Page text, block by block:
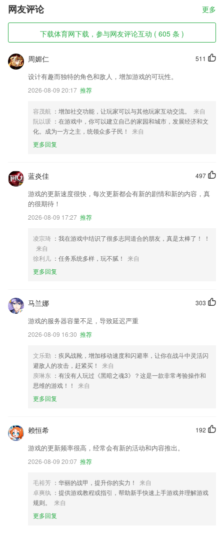
网友评论 更多
下载体育网下载，参与网友评论互动 ( 605 条 )
511
周媚仁
设计有趣而独特的角色和敌人，增加游戏的可玩性。
2026-08-09 20:17 推荐
容茂航 ：增加社交功能，让玩家可以与其他玩家互动交流。
来自
阮以瑗 ：在游戏中，你可以建立自己的家园和城市，发展经济和文
化。成为一方之主，统领众多子民！
来自
更多回复
497
蓝炎佳
游戏的更新速度很快，每次更新都会有新的剧情和新的内容，真
的很期待！
2026-08-09 17:27 推荐
凌宗琦 ：我在游戏中结识了很多志同道合的朋友，真是太棒了！ ！
来自
徐利儿 ：任务系统多样，玩不腻！
来自
更多回复
303
马兰娜
游戏的服务器容量不足，导致延迟严重
2026-08-09 16:30 推荐
文乐勤 ：疾风战靴，增加移动速度和闪避率，让你在战斗中灵活闪
避敌人的攻击，赶紧买！
来自
庾琳东 ：有没有人玩过《黑暗之魂3》？这是一款非常考验操作和
思维的游戏！！
来自
更多回复
192
赖恒希
游戏的更新频率很高，经常会有新的活动和内容推出。
2026-08-09 20:07 推荐
毛裕芳 ：华丽的战甲，提升你的实力！
来自
卓爽纨 ：提供游戏教程或指引，帮助新手快速上手游戏并理解游戏
规则。
来自
更多回复